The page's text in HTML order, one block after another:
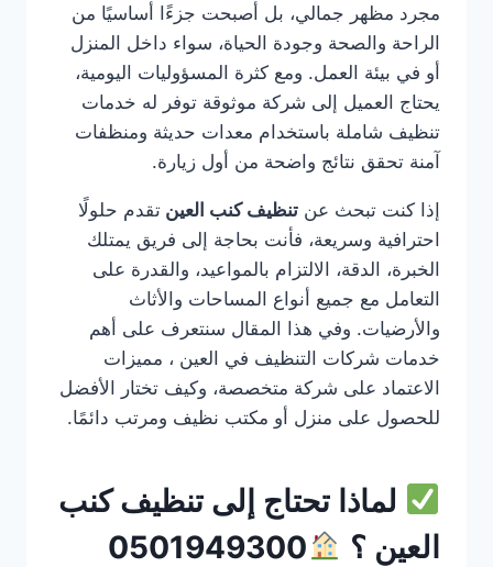
مجرد مظهر جمالي، بل أصبحت جزءًا أساسيًا من
الراحة والصحة وجودة الحياة، سواء داخل المنزل
أو في بيئة العمل. ومع كثرة المسؤوليات اليومية،
يحتاج العميل إلى شركة موثوقة توفر له خدمات
تنظيف شاملة باستخدام معدات حديثة ومنظفات
آمنة تحقق نتائج واضحة من أول زيارة.
إذا كنت تبحث عن تنظيف كنب العين تقدم حلولًا
احترافية وسريعة، فأنت بحاجة إلى فريق يمتلك
الخبرة، الدقة، الالتزام بالمواعيد، والقدرة على
التعامل مع جميع أنواع المساحات والأثاث
والأرضيات. وفي هذا المقال سنتعرف على أهم
خدمات شركات التنظيف في العين ، مميزات
الاعتماد على شركة متخصصة، وكيف تختار الأفضل
للحصول على منزل أو مكتب نظيف ومرتب دائمًا.
لماذا تحتاج إلى تنظيف كنب
العين ؟
0501949300